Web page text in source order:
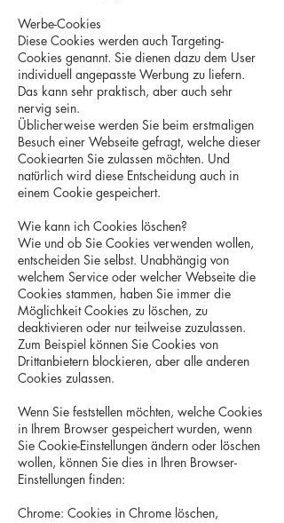
Werbe-Cookies
Diese Cookies werden auch Targeting-
Cookies genannt. Sie dienen dazu dem User
individuell angepasste Werbung zu liefern.
Das kann sehr praktisch, aber auch sehr
nervig sein.
Üblicherweise werden Sie beim erstmaligen
Besuch einer Webseite gefragt, welche dieser
Cookiearten Sie zulassen möchten. Und
natürlich wird diese Entscheidung auch in
einem Cookie gespeichert.
Wie kann ich Cookies löschen?
Wie und ob Sie Cookies verwenden wollen,
entscheiden Sie selbst. Unabhängig von
welchem Service oder welcher Webseite die
Cookies stammen, haben Sie immer die
Möglichkeit Cookies zu löschen, zu
deaktivieren oder nur teilweise zuzulassen.
Zum Beispiel können Sie Cookies von
Drittanbietern blockieren, aber alle anderen
Cookies zulassen.
Wenn Sie feststellen möchten, welche Cookies
in Ihrem Browser gespeichert wurden, wenn
Sie Cookie-Einstellungen ändern oder löschen
wollen, können Sie dies in Ihren Browser-
Einstellungen finden:
Chrome: Cookies in Chrome löschen,